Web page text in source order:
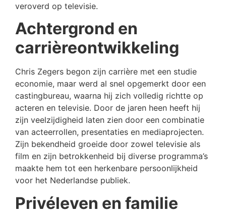
veroverd op televisie.
Achtergrond en
carrièreontwikkeling
Chris Zegers begon zijn carrière met een studie
economie, maar werd al snel opgemerkt door een
castingbureau, waarna hij zich volledig richtte op
acteren en televisie. Door de jaren heen heeft hij
zijn veelzijdigheid laten zien door een combinatie
van acteerrollen, presentaties en mediaprojecten.
Zijn bekendheid groeide door zowel televisie als
film en zijn betrokkenheid bij diverse programma’s
maakte hem tot een herkenbare persoonlijkheid
voor het Nederlandse publiek.
Privéleven en familie